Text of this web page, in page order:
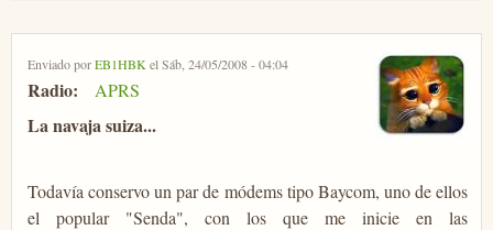
Enviado porEB1HBK el Sáb, 24/05/2008 - 04:04
Radio: APRS
La navaja suiza...
Todavía conservo un par de módems tipo Baycom, uno de ellos
el popular "Senda", con los que me inicie en las